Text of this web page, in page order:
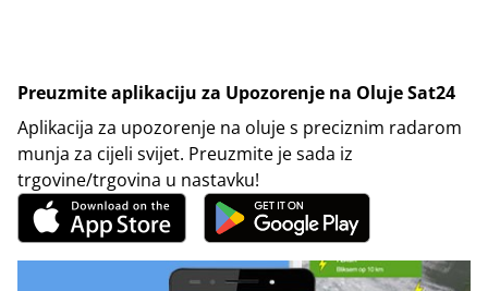
Preuzmite aplikaciju za Upozorenje na Oluje Sat24
Aplikacija za upozorenje na oluje s preciznim radarom
munja za cijeli svijet. Preuzmite je sada iz
trgovine/trgovina u nastavku!